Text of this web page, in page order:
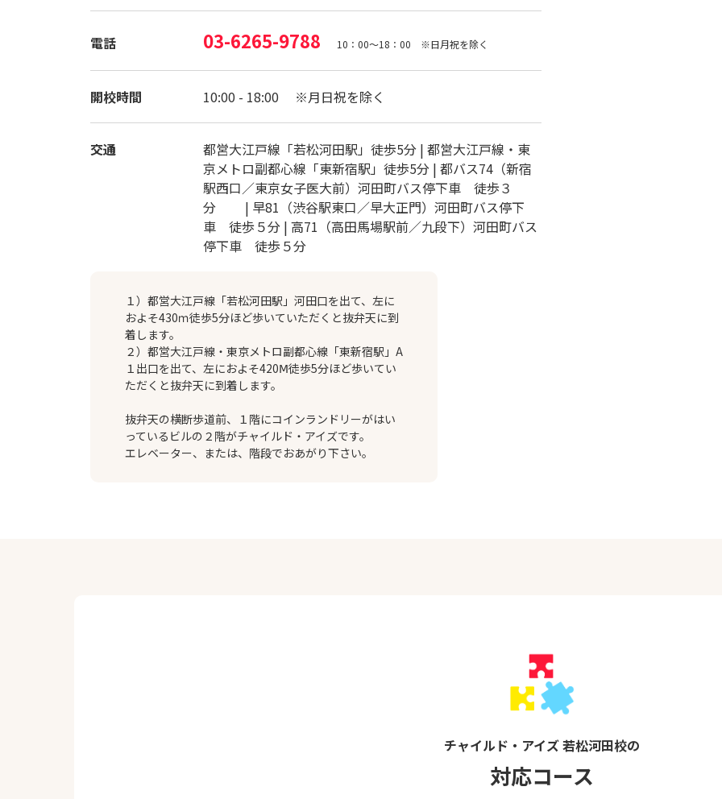
電話 03-6265-9788 10：00～18：00 ※日月祝を除く
開校時間 10:00 - 18:00 ※月日祝を除く
交通
都営大江戸線「若松河田駅」徒歩5分 | 都営大江戸線・東
京メトロ副都心線「東新宿駅」徒歩5分 | 都バス74（新宿
駅西口／東京女子医大前）河田町バス停下車 徒歩３
分 | 早81（渋谷駅東口／早大正門）河田町バス停下
車 徒歩５分 | 高71（高田馬場駅前／九段下）河田町バス
停下車 徒歩５分
１）都営大江戸線「若松河田駅」河田口を出て、左に
およそ430ｍ徒歩5分ほど歩いていただくと抜弁天に到
着します。
２）都営大江戸線・東京メトロ副都心線「東新宿駅」A
１出口を出て、左におよそ420Ⅿ徒歩5分ほど歩いてい
ただくと抜弁天に到着します。
抜弁天の横断歩道前、１階にコインランドリーがはい
っているビルの２階がチャイルド・アイズです。
エレベーター、または、階段でおあがり下さい。
チャイルド・アイズ 若松河田校の
対応コース